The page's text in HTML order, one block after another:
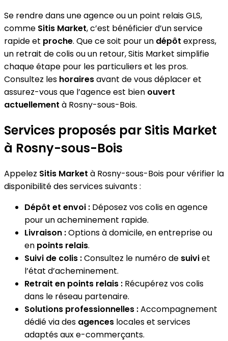
Se rendre dans une agence ou un point relais GLS,
comme Sitis Market, c’est bénéficier d’un service
rapide et proche. Que ce soit pour un dépôt express,
un retrait de colis ou un retour, Sitis Market simplifie
chaque étape pour les particuliers et les pros.
Consultez les horairesavant de vous déplacer et
assurez-vous que l’agence est bien ouvert
actuellement à Rosny-sous-Bois.
Services proposés par Sitis Market
à Rosny-sous-Bois
Appelez Sitis Market à Rosny-sous-Bois pour vérifier la
disponibilité des services suivants :
Dépôt et envoi : Déposez vos colis en agence
pour un acheminement rapide.
Livraison :Options à domicile, en entreprise ou
en points relais.
Suivi de colis :Consultez le numéro de suiviet
l’état d’acheminement.
Retrait en points relais : Récupérez vos colis
dans le réseau partenaire.
Solutions professionnelles :Accompagnement
dédié via des agences locales et services
adaptés aux e-commerçants.